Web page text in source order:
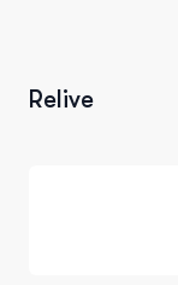
Relive